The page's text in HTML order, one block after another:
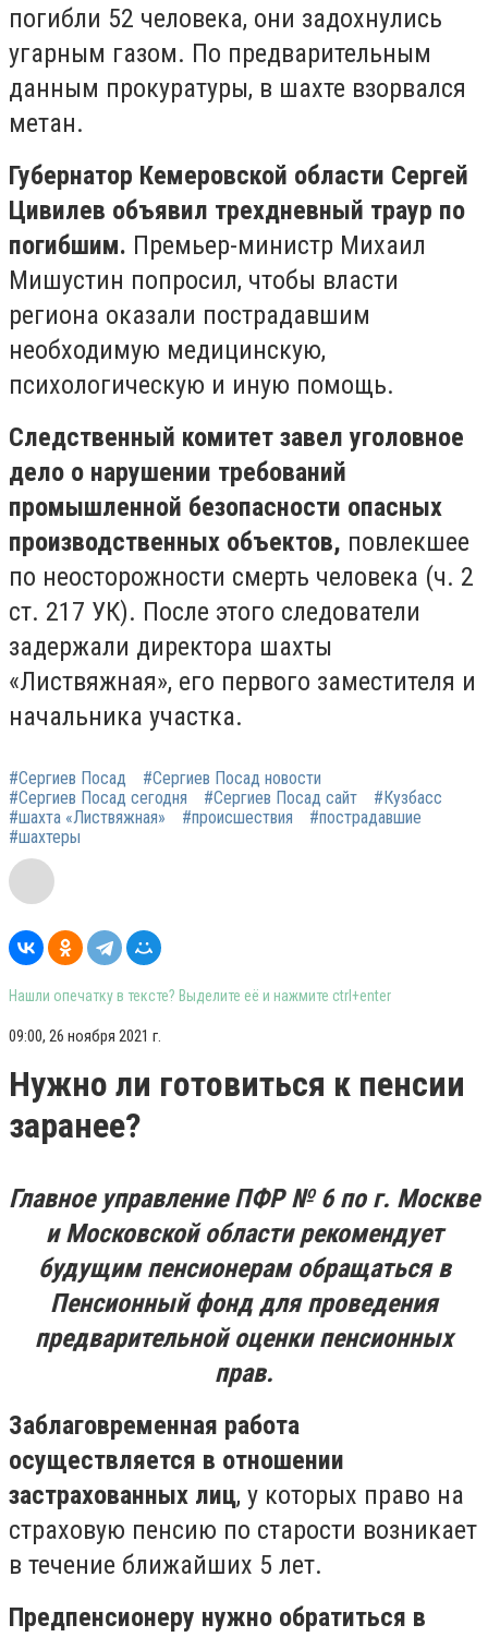
погибли 52 человека, они задохнулись
угарным газом. По предварительным
данным прокуратуры, в шахте взорвался
метан.
Губернатор Кемеровской области Сергей
Цивилев объявил трехдневный траур по
погибшим. Премьер-министр Михаил
Мишустин попросил, чтобы власти
региона оказали пострадавшим
необходимую медицинскую,
психологическую и иную помощь.
Следственный комитет завел уголовное
дело о нарушении требований
промышленной безопасности опасных
производственных объектов, повлекшее
по неосторожности смерть человека (ч. 2
ст. 217 УК). После этого следователи
задержали директора шахты
«Листвяжная», его первого заместителя и
начальника участка.
#Сергиев Посад
#Сергиев Посад новости
#Сергиев Посад сегодня
#Сергиев Посад сайт
#Кузбасс
#шахта «Листвяжная»
#происшествия
#пострадавшие
#шахтеры
Нашли опечатку в тексте? Выделите её и нажмите ctrl+enter
09:00, 26 ноября 2021 г.
Нужно ли готовиться к пенсии
заранее?
Главное управление ПФР № 6 по г. Москве
и Московской области рекомендует
будущим пенсионерам обращаться в
Пенсионный фонд для проведения
предварительной оценки пенсионных
прав.
Заблаговременная работа
осуществляется в отношении
застрахованных лиц, у которых право на
страховую пенсию по старости возникает
в течение ближайших 5 лет.
Предпенсионеру нужно обратиться в